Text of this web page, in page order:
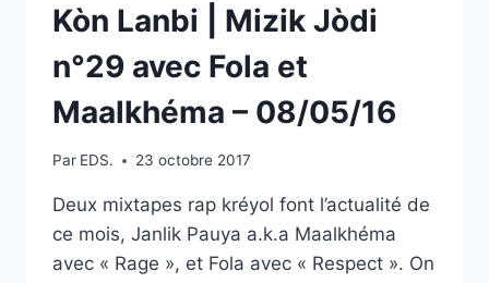
Kòn Lanbi | Mizik Jòdi
n°29 avec Fola et
Maalkhéma – 08/05/16
Par EDS. 23 octobre 2017
Deux mixtapes rap kréyol font l’actualité de
ce mois, Janlik Pauya a.k.a Maalkhéma
avec « Rage », et Fola avec « Respect ». On